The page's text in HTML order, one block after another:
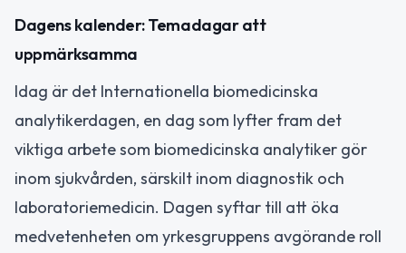
Dagens kalender: Temadagar att
uppmärksamma
Idag är det Internationella biomedicinska
analytikerdagen, en dag som lyfter fram det
viktiga arbete som biomedicinska analytiker gör
inom sjukvården, särskilt inom diagnostik och
laboratoriemedicin. Dagen syftar till att öka
medvetenheten om yrkesgruppens avgörande roll